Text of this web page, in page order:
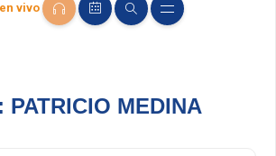
vivo
PATRICIO MEDINA